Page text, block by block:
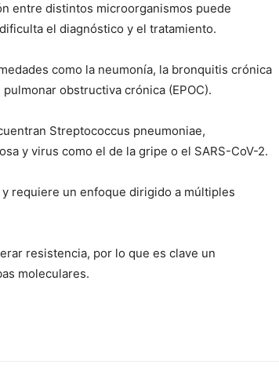
entre distintos microorganismos puede
el diagnóstico y el tratamiento.
como la neumonía, la bronquitis crónica
obstructiva crónica (EPOC).
Streptococcus pneumoniae,
y virus como el de la gripe o el SARS-CoV-2.
requiere un enfoque dirigido a múltiples
resistencia, por lo que es clave un
moleculares.